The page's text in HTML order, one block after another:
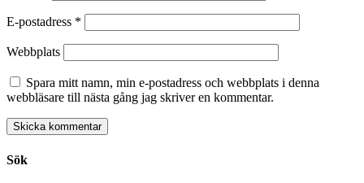
E-postadress *
Webbplats
Spara mitt namn, min e-postadress och webbplats i denna
webbläsare till nästa gång jag skriver en kommentar.
Sök